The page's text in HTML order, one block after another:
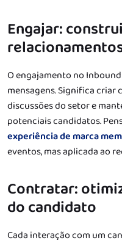
Engajar:
O engajamento no
mensagens. Significa
discussões do setor e
potenciais candidatos.
experiência de marca
eventos, mas aplicada ao
Contratar:
do candidato
Cada interação com um